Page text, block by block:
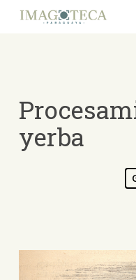
yerba